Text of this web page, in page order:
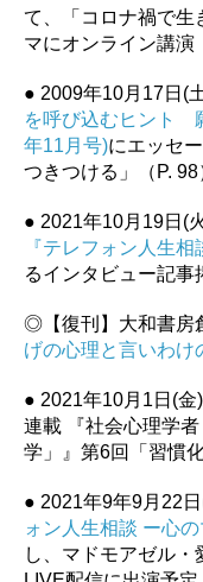
て、「コロナ禍で生
マにオンライン講演
● 2009年10月17日(
を呼び込むヒント
年11月号)にエッセ
つきつける」（P.
● 2021年10月19日(
『テレフォン人生
るインタビュー記事
◎【復刊】大和書房
げの心理と言いわけ
● 2021年10月1日(
連載 『社会心理学
学」』第6回「習慣
● 2021年9年9月22
ォン人生相談 ー心
し、マドモアゼル・